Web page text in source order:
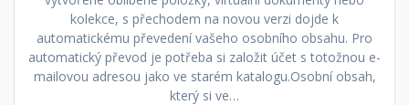
kolekce, s přechodem na novou verzi dojde k
automatickému převedení vašeho osobního obsahu. Pro
automatický převod je potřeba si založit účet s totožnou e-
mailovou adresou jako ve starém katalogu.Osobní obsah,
který si ve…